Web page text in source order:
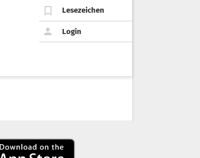
Lesezeichen
Login